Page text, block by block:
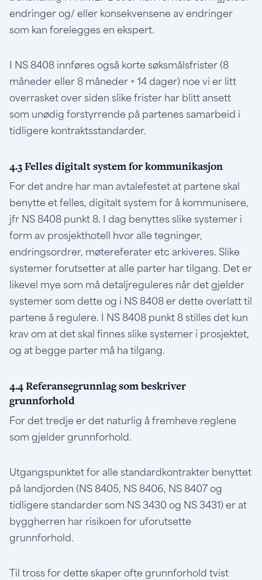
endringer og/ eller konsekvensene av endringer
som kan forelegges en ekspert.
I NS 8408 innføres også korte søksmålsfrister (8
måneder eller 8 måneder + 14 dager) noe vi er litt
overrasket over siden slike frister har blitt ansett
som unødig forstyrrende på partenes samarbeid i
tidligere kontraktsstandarder.
4.3 Felles digitalt system for kommunikasjon
For det andre har man avtalefestet at partene skal
benytte et felles, digitalt system for å kommunisere,
jfr NS 8408 punkt 8. I dag benyttes slike systemer i
form av prosjekthotell hvor alle tegninger,
endringsordrer, møtereferater etc arkiveres. Slike
systemer forutsetter at alle parter har tilgang. Det er
likevel mye som må detaljreguleres når det gjelder
systemer som dette og i NS 8408 er dette overlatt til
partene å regulere. I NS 8408 punkt 8 stilles det kun
krav om at det skal finnes slike systemer i prosjektet,
og at begge parter må ha tilgang.
4.4 Referansegrunnlag som beskriver
grunnforhold
For det tredje er det naturlig å fremheve reglene
som gjelder grunnforhold.
Utgangspunktet for alle standardkontrakter benyttet
på landjorden (NS 8405, NS 8406, NS 8407 og
tidligere standarder som NS 3430 og NS 3431) er at
byggherren har risikoen for uforutsette
grunnforhold.
Til tross for dette skaper ofte grunnforhold tvist